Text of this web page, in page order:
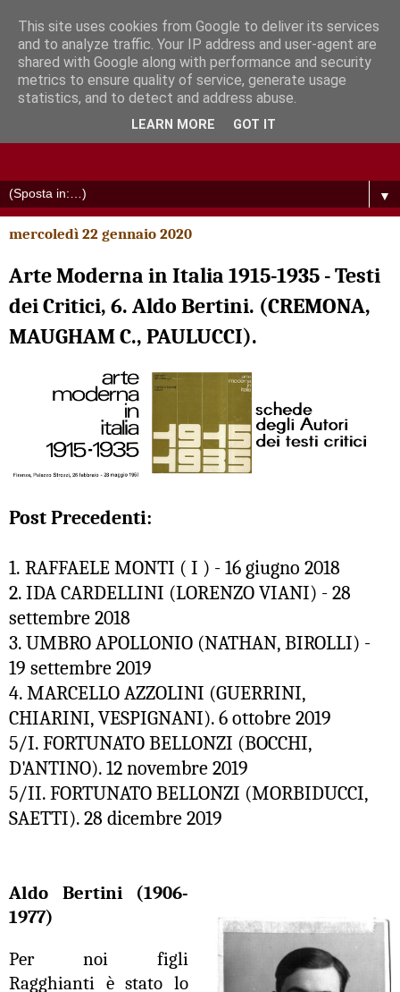
▼
mercoledì 22 gennaio 2020
Arte Moderna in Italia 1915-1935 - Testi
dei Critici, 6. Aldo Bertini. (CREMONA,
MAUGHAM C., PAULUCCI).
Post Precedenti:
1. RAFFAELE MONTI ( I ) - 16 giugno 2018
2. IDA CARDELLINI (LORENZO VIANI) - 28
settembre 2018
3. UMBRO APOLLONIO (NATHAN, BIROLLI) -
19 settembre 2019
4. MARCELLO AZZOLINI (GUERRINI,
CHIARINI, VESPIGNANI). 6 ottobre 2019
5/I. FORTUNATO BELLONZI (BOCCHI,
D'ANTINO). 12 novembre 2019
5/II. FORTUNATO BELLONZI (MORBIDUCCI,
SAETTI). 28 dicembre 2019
Aldo Bertini (1906-
1977)
Per noi figli
Ragghianti è stato lo
This site uses cookies from Google to deliver its services
and to analyze traffic. Your IP address and user-agent are
shared with Google along with performance and security
metrics to ensure quality of service, generate usage
statistics, and to detect and address abuse.
LEARN MORE GOT IT